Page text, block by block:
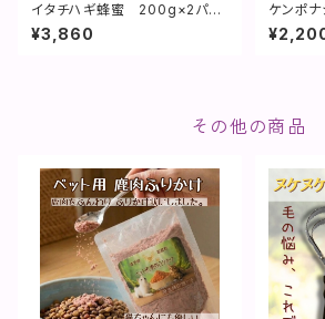
イタチハギ蜂蜜 200g×2パッ
ク**身体も心も喜ぶ味**
¥3,860
ケンポ
袋 フル
その他の商品